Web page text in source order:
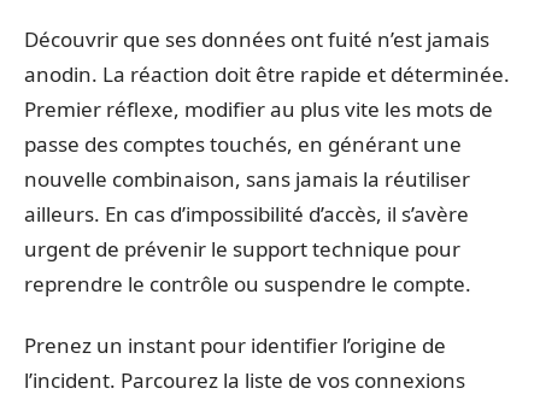
Découvrir que ses données ont fuité n’est jamais
anodin. La réaction doit être rapide et déterminée.
Premier réflexe, modifier au plus vite les mots de
passe des comptes touchés, en générant une
nouvelle combinaison, sans jamais la réutiliser
ailleurs. En cas d’impossibilité d’accès, il s’avère
urgent de prévenir le support technique pour
reprendre le contrôle ou suspendre le compte.
Prenez un instant pour identifier l’origine de
l’incident. Parcourez la liste de vos connexions